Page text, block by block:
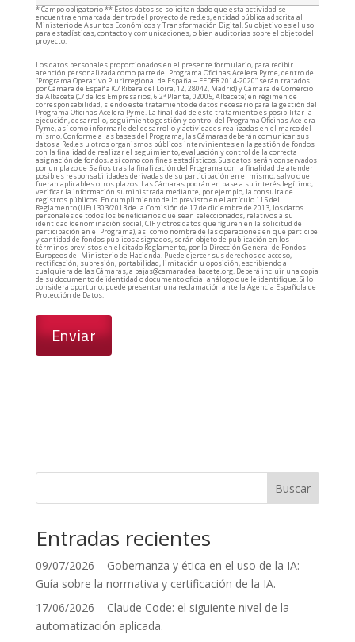
* Campo obligatorio ** Estos datos se solicitan dado que esta actividad se
encuentra enmarcada dentro del proyecto de red.es, entidad pública adscrita al
Ministerio de Asuntos Económicos y Transformación Digital. Su objetivo es el uso
para estadísticas, contacto y comunicaciones, o bien auditorías sobre el objeto del
proyecto.
Los datos personales proporcionados en el presente formulario, para recibir
atención personalizada como parte del Programa Oficinas Acelera Pyme, dentro del
“Programa Operativo Plurirregional de España – FEDER 2014-2020” serán tratados
por Cámara de España (C/ Ribera del Loira, 12, 28042, Madrid) y Cámara de Comercio
de Albacete (C/ de los Empresarios, 6 2ª Planta, 02005, Albacete) en régimen de
corresponsabilidad, siendo este tratamiento de datos necesario para la gestión del
Programa Oficinas Acelera Pyme. La finalidad de este tratamiento es posibilitar la
ejecución, desarrollo, seguimiento gestión y control del Programa Oficinas Acelera
Pyme, así como informarle del desarrollo y actividades realizadas en el marco del
mismo. Conforme a las bases del Programa, las Cámaras deberán comunicar sus
datos a Red.es u otros organismos públicos intervinientes en la gestión de fondos
con la finalidad de realizar el seguimiento, evaluación y control de la correcta
asignación de fondos, así como con fines estadísticos. Sus datos serán conservados
por un plazo de 5 años tras la finalización del Programa con la finalidad de atender
posibles responsabilidades derivadas de su participación en el mismo, salvo que
fueran aplicables otros plazos. Las Cámaras podrán en base a su interés legítimo,
verificar la información suministrada mediante, por ejemplo, la consulta de
registros públicos. En cumplimiento de lo previsto en el artículo 115 del
Reglamento (UE) 1303/2013 de la Comisión de 17 de diciembre de 2013, los datos
personales de todos los beneficiarios que sean seleccionados, relativos a su
identidad (denominación social, CIF y otros datos que figuren en la solicitud de
participación en el Programa), así como nombre de las operaciones en que participe
y cantidad de fondos públicos asignados, serán objeto de publicación en los
términos previstos en el citado Reglamento, por la Dirección General de Fondos
Europeos del Ministerio de Hacienda. Puede ejercer sus derechos de acceso,
rectificación, supresión, portabilidad, limitación u oposición, escribiendo a
cualquiera de las Cámaras, a bajas@camaradealbacete.org. Deberá incluir una copia
de su documento de identidad o documento oficial análogo que le identifique. Si lo
considera oportuno, puede presentar una reclamación ante la Agencia Española de
Protección de Datos.
Buscar
Entradas recientes
09/07/2026 – Gobernanza y ética en el uso de la IA:
Guía sobre la normativa y certificación de la IA.
17/06/2026 – Claude Code: el siguiente nivel de la
automatización aplicada.